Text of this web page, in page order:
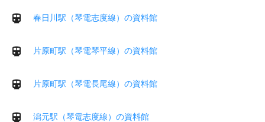
春日川駅（琴電志度線）の資料館
片原町駅（琴電琴平線）の資料館
片原町駅（琴電長尾線）の資料館
潟元駅（琴電志度線）の資料館